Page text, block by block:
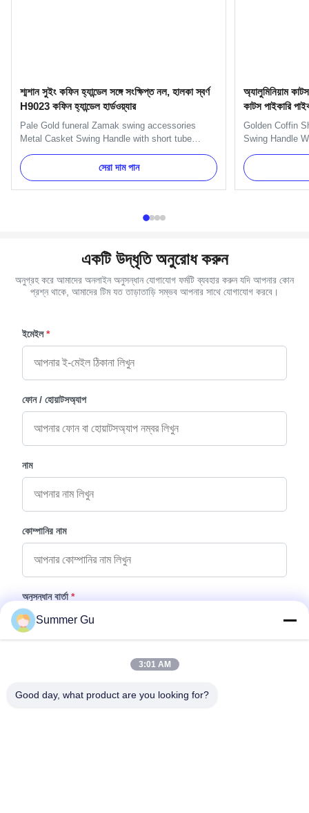
শ্মশান সুইং কফিন হ্যান্ডেল সঙ্গে সংক্ষিপ্ত নল, হালকা স্বর্ণ
H9023 কফিন হ্যান্ডেল হার্ডওয়্যার
Pale Gold funeral Zamak swing accessories
Metal Casket Swing Handle with short tube
Specification: H9023-1 handle is used with
H9023 handle or H9023 long handle. Main
decorate the short side of the coffin. Item Name
TX-Model H9023 Material Zinc alloy Color
সেরা দাম পান
অ্যালুমিনিয়াম
কাটস পাইকারি
Golden Coffin
Swing Handle
Specification:
H9027 handle
decorate the
always include
একটি উদ্ধৃতি অনুরোধ করুন
অনুগ্রহ করে আমাদের অনলাইন অনুসন্ধান যোগাযোগ ফর্মটি ব্যবহার করুন যদি আপনার কোন
প্রশ্ন থাকে, আমাদের টিম যত তাড়াতাড়ি সম্ভব আপনার সাথে যোগাযোগ করবে।
ইমেইল *
ফোন / হোয়াটসঅ্যাপ
নাম
কোম্পানির নাম
অনুসন্ধান বার্তা *
Summer Gu
3:01 AM
Good day, what product are you looking for?